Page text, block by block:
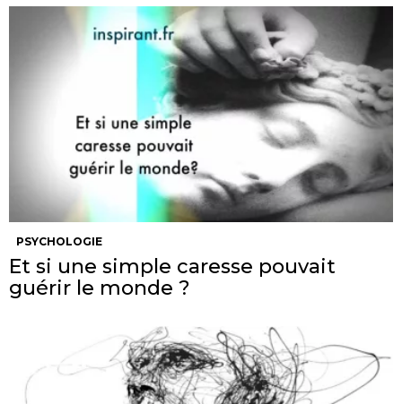
PSYCHOLOGIE
Et si une simple caresse pouvait
guérir le monde ?